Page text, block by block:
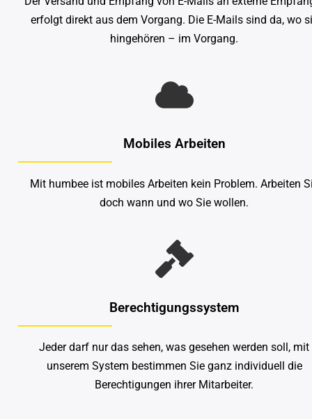
erfolgt direkt aus dem Vorgang. Die E-Mails sind da, wo
hingehören – im Vorgang.
Mobiles Arbeiten
Mit humbee ist mobiles Arbeiten kein Problem. Arbeiten
doch wann und wo Sie wollen.
Berechtigungssystem
Jeder darf nur das sehen, was gesehen werden soll, mit
unserem System bestimmen Sie ganz individuell die
Berechtigungen ihrer Mitarbeiter.